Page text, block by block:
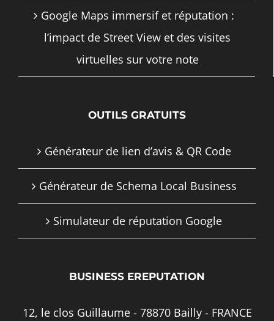
Google Maps immersif et réputation :
l’impact de Street View et des visites
virtuelles sur votre note
OUTILS GRATUITS
Générateur de lien d’avis & QR Code
Générateur de Schema Local Business
Simulateur de réputation Google
BUSINESS EREPUTATION
12, le clos Guillaume - 78870 Bailly - FRANCE